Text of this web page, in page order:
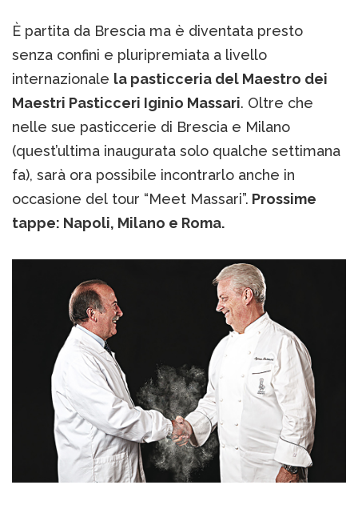
È partita da Brescia ma è diventata presto
senza confini e pluripremiata a livello
internazionale la pasticceria del Maestro dei
Maestri Pasticceri Iginio Massari. Oltre che
nelle sue pasticcerie di Brescia e Milano
(quest’ultima inaugurata solo qualche settimana
fa), sarà ora possibile incontrarlo anche in
occasione del tour “Meet Massari”. Prossime
tappe: Napoli, Milano e Roma.